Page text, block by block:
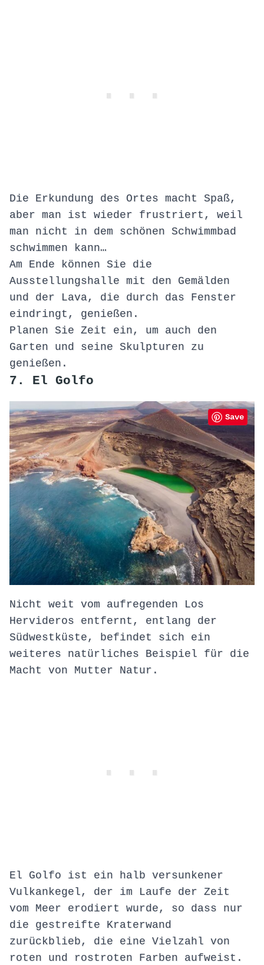
Die Erkundung des Ortes macht Spaß,
aber man ist wieder frustriert, weil
man nicht in dem schönen Schwimmbad
schwimmen kann…
Am Ende können Sie die
Ausstellungshalle mit den Gemälden
und der Lava, die durch das Fenster
eindringt, genießen.
Planen Sie Zeit ein, um auch den
Garten und seine Skulpturen zu
genießen.
7. El Golfo
Save
Nicht weit vom aufregenden Los
Hervideros entfernt, entlang der
Südwestküste, befindet sich ein
weiteres natürliches Beispiel für die
Macht von Mutter Natur.
El Golfo ist ein halb versunkener
Vulkankegel, der im Laufe der Zeit
vom Meer erodiert wurde, so dass nur
die gestreifte Kraterwand
zurückblieb, die eine Vielzahl von
roten und rostroten Farben aufweist.